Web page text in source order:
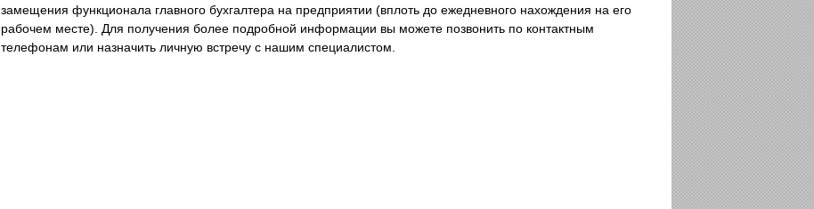
замещения функционала главного бухгалтера на предприятии (вплоть до ежедневного нахождения на его
рабочем месте). Для получения более подробной информации вы можете позвонить по контактным
телефонам или назначить личную встречу с нашим специалистом.